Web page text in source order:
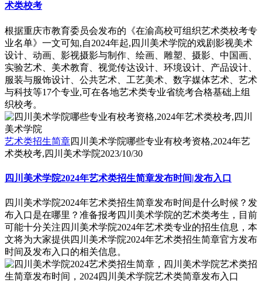
术类校考
根据重庆市教育委员会发布的《在渝高校可组织艺术类校考专
业名单》一文可知,自2024年起,四川美术学院的戏剧影视美术
设计、动画、影视摄影与制作、绘画、雕塑、摄影、中国画、
实验艺术、美术教育、视觉传达设计、环境设计、产品设计、
服装与服饰设计、公共艺术、工艺美术、数字媒体艺术、艺术
与科技等17个专业,可在各地艺术类专业省统考合格基础上组
织校考。
艺术类招生简章四川美术学院哪些专业有校考资格,2024年艺
术类校考,四川美术学院2023/10/30
四川美术学院2024年艺术类招生简章发布时间|发布入口
四川美术学院2024年艺术类招生简章发布时间是什么时候？发
布入口是在哪里？准备报考四川美术学院的艺术类考生，目前
可能十分关注四川美术学院2024年艺术类专业的招生信息，本
文将为大家提供四川美术学院2024年艺术类招生简章官方发布
时间及发布入口的相关信息。